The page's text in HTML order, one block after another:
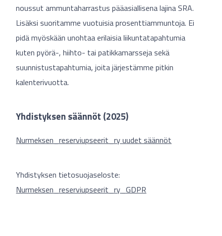
noussut ammuntaharrastus pääasiallisena lajina SRA.
Lisäksi suoritamme vuotuisia prosenttiammuntoja. Ei
pidä myöskään unohtaa erilaisia liikuntatapahtumia
kuten pyörä-, hiihto- tai patikkamarsseja sekä
suunnistustapahtumia, joita järjestämme pitkin
kalenterivuotta.
Yhdistyksen säännöt (2025)
Nurmeksen_reserviupseerit_ry uudet säännöt
Yhdistyksen tietosuojaseloste:
Nurmeksen_reserviupseerit_ry_GDPR